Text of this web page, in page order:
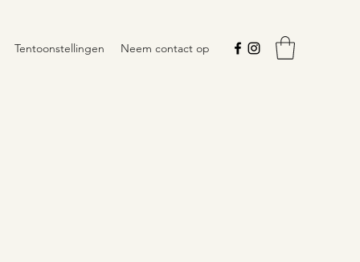
Tentoonstellingen Neem contact op